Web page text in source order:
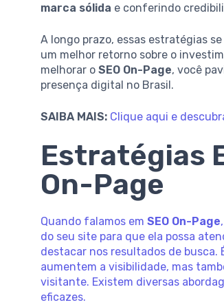
marca sólida e conferindo
A longo prazo, essas estratégias
um melhor retorno sobre o
melhorar oSEO On-Page, você
presença digital no Brasil.
SAIBA MAIS: Clique aqui e
Estratégias
On-Page
Quando falamos emSEO On-Page
do seu site para que ela possa
destacar nos resultados de busca.
aumentem a visibilidade, mas
visitante. Existem diversas
eficazes.